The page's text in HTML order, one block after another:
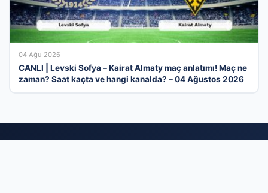
04 Ağu 2026
CANLI | Levski Sofya – Kairat Almaty maç anlatımı! Maç ne
zaman? Saat kaçta ve hangi kanalda? – 04 Ağustos 2026